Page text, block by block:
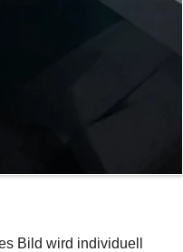
Bild wird individuell